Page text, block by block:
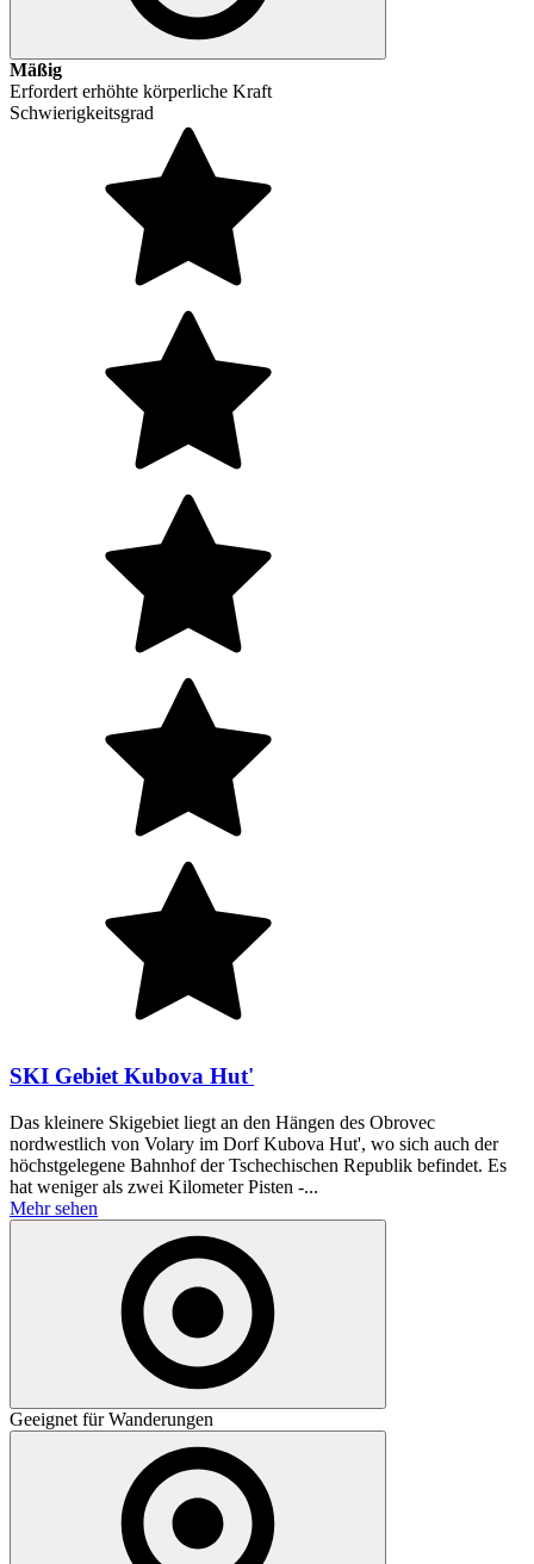
Mäßig
Erfordert erhöhte körperliche Kraft
Schwierigkeitsgrad
SKI Gebiet Kubova Hut'
Das kleinere Skigebiet liegt an den Hängen des Obrovec
nordwestlich von Volary im Dorf Kubova Hut', wo sich auch der
höchstgelegene Bahnhof der Tschechischen Republik befindet. Es
hat weniger als zwei Kilometer Pisten -...
Mehr sehen
Geeignet für Wanderungen